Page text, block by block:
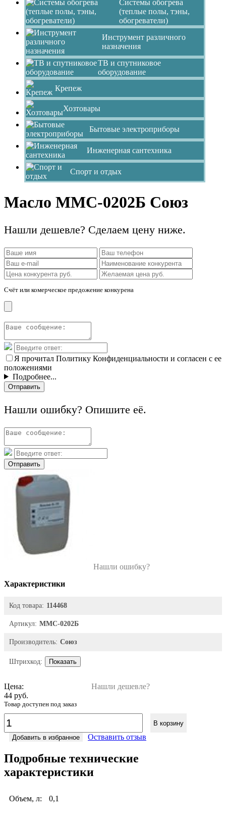
Системы обогрева
(теплые полы, тэны,
обогреватели)
Инструмент различного
назначения
ТВ и спутниковое
оборудование
Крепеж
Хозтовары
Бытовые электроприборы
Инженерная сантехника
Спорт и отдых
Масло ММС-0202Б Союз
Нашли дешевле? Сделаем цену ниже.
Счёт или комерческое предожение конкурена
Я прочитал Политику Конфиденциальности и согласен с ее
положениями
Подробнее...
Отправить
Нашли ошибку? Опишите её.
Отправить
Нашли ошибку?
Характеристики
Код товара: 114468
Артикул: ММС-0202Б
Производитель: Союз
Штрихкод: Показать
Цена:
Нашли дешевле?
44 руб.
Товар доступен под заказ
В корзину
Добавить в избранное
Оствавить отзыв
Подробные технические
характеристики
Объем, л: 0,1